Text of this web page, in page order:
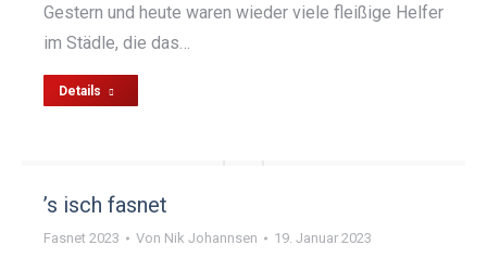
Gestern und heute waren wieder viele fleißige Helfer
im Städle, die das…
Details
’s isch fasnet
Fasnet 2023 Von Nik Johannsen 19. Januar 2023